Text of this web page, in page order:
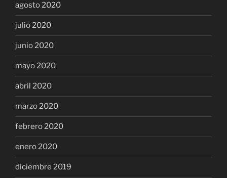
agosto 2020
julio 2020
junio 2020
mayo 2020
abril 2020
marzo 2020
febrero 2020
enero 2020
diciembre 2019